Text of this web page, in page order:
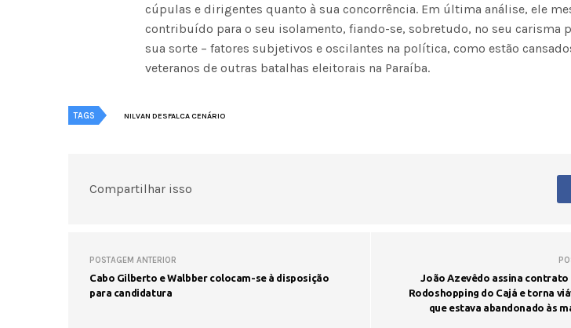
cúpulas e dirigentes quanto à sua concorrência. Em última análise, ele
contribuído para o seu isolamento, fiando-se, sobretudo, no seu carisma
sua sorte – fatores subjetivos e oscilantes na política, como estão
veteranos de outras batalhas eleitorais na Paraíba.
TAGS NILVAN DESFALCA CENÁRIO
Compartilhar isso
POSTAGEM ANTERIOR
Cabo Gilberto e Walbber colocam-se à disposição
para candidatura
João Azevêdo assina contrato
Rodoshopping do Cajá e torna
que estava abandonado às